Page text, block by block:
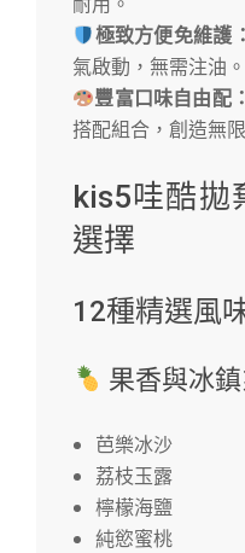
極致方便免維護：
氣啟動，無需注油。
豐富口味自由配：
搭配組合，創造無
kis5哇酷拋
選擇
12種精選風
果香與冰鎮
芭樂冰沙
荔枝玉露
檸檬海鹽
純慾蜜桃